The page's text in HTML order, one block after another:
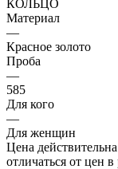
КОЛЬЦО
Материал
—
Красное золото
Проба
—
585
Для кого
—
Для женщин
Цена
отличаться от цен